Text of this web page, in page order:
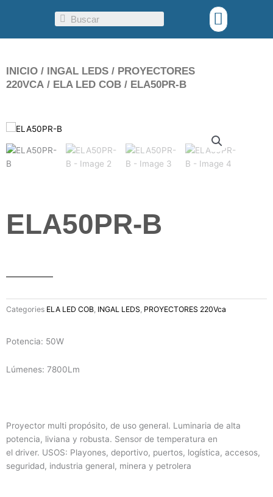
Search Menu
INICIO / INGAL LEDS / PROYECTORES
220VCA / ELA LED COB / ELA50PR-B
ELA50PR-B
Categories ELA LED COB, INGAL LEDS, PROYECTORES 220Vca
Potencia: 50W
Lúmenes: 7800Lm
Proyector multi propósito, de uso general. Luminaria de alta
potencia, liviana y robusta. Sensor de temperatura en
el driver. USOS: Playones, deportivo, puertos, logística, accesos,
seguridad, industria general, minera y petrolera